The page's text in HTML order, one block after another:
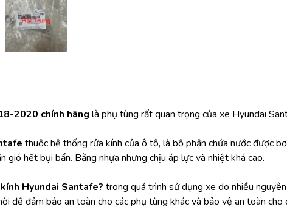
2020 chính hãng là phụ tùng rất quan trọng của xe Hyundai
thuộc hệ thống rửa kính của ô tô, là bộ phận chứa nước được
gió hết bụi bẩn. Bằng nhựa nhưng chịu áp lực và nhiệt khá cao.
Hyundai Santafe? trong quá trình sử dụng xe do nhiều
để đảm bảo an toàn cho các phụ tùng khác và bảo vệ an toàn cho